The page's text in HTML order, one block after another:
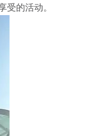
的活动。